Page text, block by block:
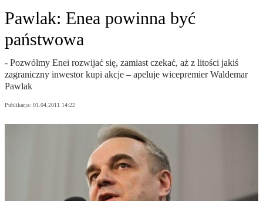
Pawlak: Enea powinna być
państwowa
- Pozwólmy Enei rozwijać się, zamiast czekać, aż z litości jakiś
zagraniczny inwestor kupi akcje – apeluje wicepremier Waldemar
Pawlak
Publikacja: 01.04.2011 14:22